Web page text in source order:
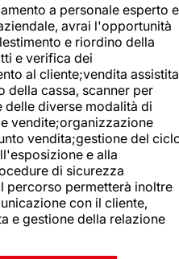
a personale esperto e
avrai l'opportunità
e riordino della
e verifica dei
al cliente;vendita assistita
cassa, scanner per
delle diverse modalità di
vendite;organizzazione
vendita;gestione del
e alla
di sicurezza
percorso permetterà inoltre
con il cliente,
e gestione della relazione